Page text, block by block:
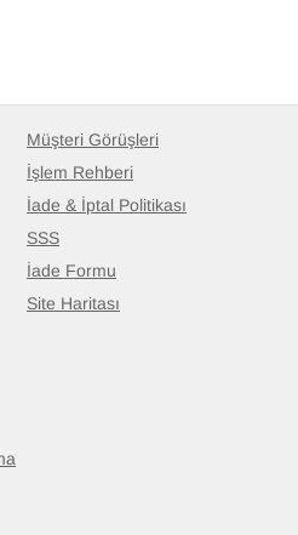
Müşteri Görüşleri
İşlem Rehberi
İade & İptal Politikası
SSS
İade Formu
Site Haritası